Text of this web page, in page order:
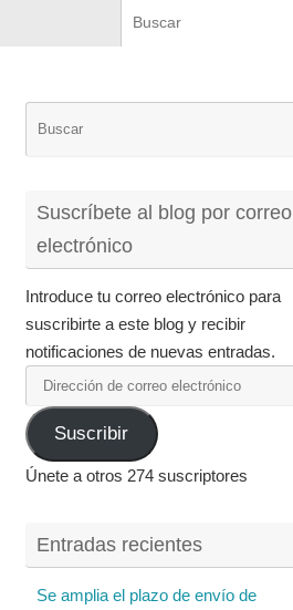
Suscríbete al blog por correo
electrónico
Introduce tu correo electrónico para
suscribirte a este blog y recibir
notificaciones de nuevas entradas.
Dirección
de
correo
electrónico
Suscribir
Únete a otros 274 suscriptores
Entradas recientes
Se amplia el plazo de envío de